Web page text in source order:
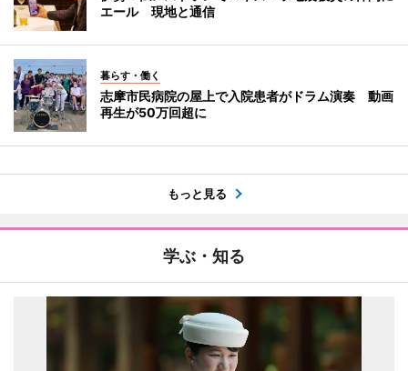
エール 現地と通信
暮らす・働く
志摩市民病院の屋上で入院患者がドラム演奏 動画
再生が50万回超に
もっと見る
学ぶ・知る